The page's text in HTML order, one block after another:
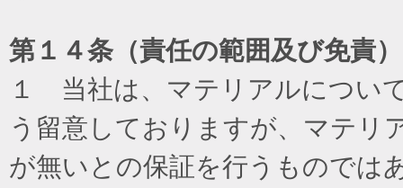
第１４条（責任の範囲及び免責）
１ 当社は、マテリアルについ
う留意しておりますが、マテリ
が無いとの保証を行うものでは